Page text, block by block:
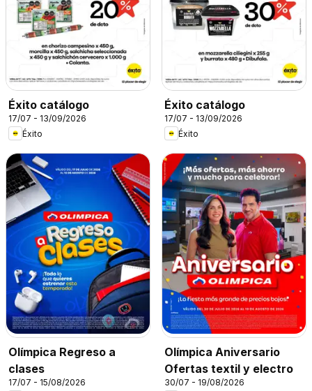
Éxito catálogo
17/07 - 13/09/2026
Éxito
Éxito catálogo
17/07 - 13/09/2026
Éxito
Olímpica Regreso a
clases
17/07 - 15/08/2026
Olímpica Aniversario
Ofertas textil y electro
30/07 - 19/08/2026